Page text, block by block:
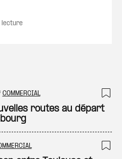
lecture
COMMERCIAL
routes au départ